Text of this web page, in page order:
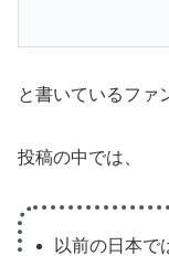
と書いているファ
投稿の中では、
以前の日本で